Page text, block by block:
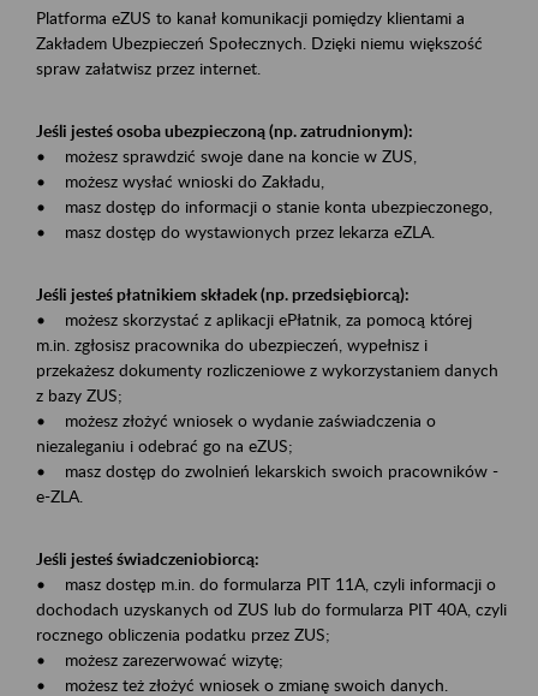
Platforma eZUS to kanał komunikacji pomiędzy klientami a
Zakładem Ubezpieczeń Społecznych. Dzięki niemu większość
spraw załatwisz przez internet.
Jeśli jesteś osoba ubezpieczoną (np. zatrudnionym):
• możesz sprawdzić swoje dane na koncie w ZUS,
• możesz wysłać wnioski do Zakładu,
• masz dostęp do informacji o stanie konta ubezpieczonego,
• masz dostęp do wystawionych przez lekarza eZLA.
Jeśli jesteś płatnikiem składek (np. przedsiębiorcą):
• możesz skorzystać z aplikacji ePłatnik, za pomocą której
m.in. zgłosisz pracownika do ubezpieczeń, wypełnisz i
przekażesz dokumenty rozliczeniowe z wykorzystaniem danych
z bazy ZUS;
• możesz złożyć wniosek o wydanie zaświadczenia o
niezaleganiu i odebrać go na eZUS;
• masz dostęp do zwolnień lekarskich swoich pracowników -
e-ZLA.
Jeśli jesteś świadczeniobiorcą:
• masz dostęp m.in. do formularza PIT 11A, czyli informacji o
dochodach uzyskanych od ZUS lub do formularza PIT 40A, czyli
rocznego obliczenia podatku przez ZUS;
• możesz zarezerwować wizytę;
• możesz też złożyć wniosek o zmianę swoich danych.